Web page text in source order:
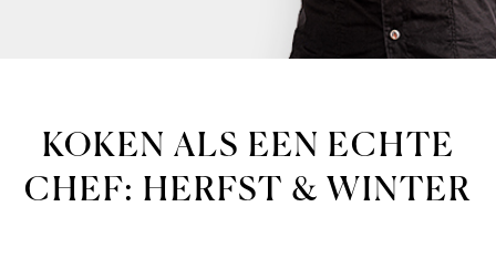
KOKEN ALS EEN ECHTE
CHEF: HERFST & WINTER